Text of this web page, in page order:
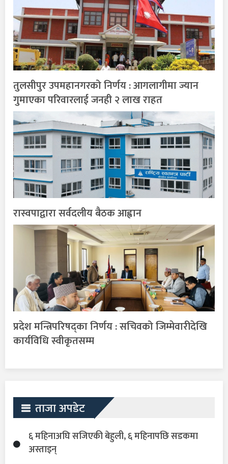
तुलसीपुर उपमहानगरको निर्णय : आगलागीमा ज्यान
गुमाएका परिवारलाई जनही २ लाख राहत
रास्वपाद्वारा सर्वदलीय बैठक आह्वान
प्रदेश मन्त्रिपरिषद्का निर्णय : सचिवको जिम्मेवारीदेखि
कार्यविधि स्वीकृतसम्म
ताजा अपडेट
६ महिनाअघि सजिएकी बेहुली, ६ महिनापछि सडकमा
अस्ताइन्